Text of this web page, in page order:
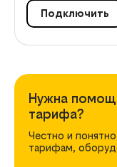
Подключить
Нужна
тарифа?
Честно и
тарифам,